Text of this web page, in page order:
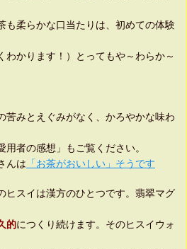
も柔らかな口当たりは、初めての体験
わかります！）とってもや～わらか～
苦みとえぐみがなく、かろやかな味わ
者の感想」もご覧ください。
んは 「お茶がおいしい」そうです
ヒスイは漢方のひとつです。翡翠マグ
的につくり続けます。そのヒスイウォ